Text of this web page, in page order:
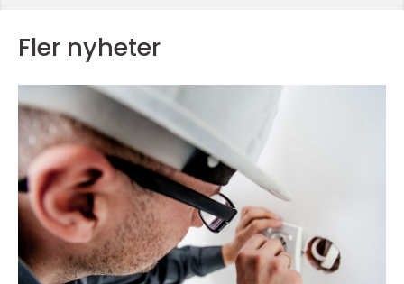
Fler nyheter